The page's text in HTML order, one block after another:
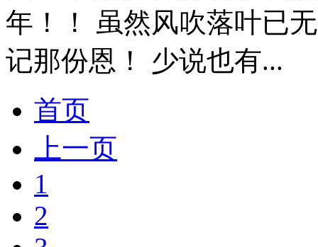
年！！ 虽然风吹落叶已
记那份恩！ 少说也有...
首页
上一页
1
2